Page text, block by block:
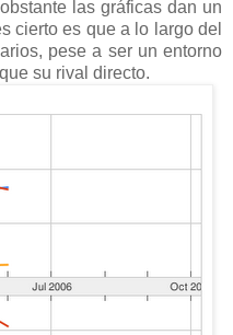
las gráficas dan un
cierto es que a lo largo del
pese a ser un entorno
su rival directo.